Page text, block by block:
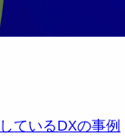
ているDXの事例